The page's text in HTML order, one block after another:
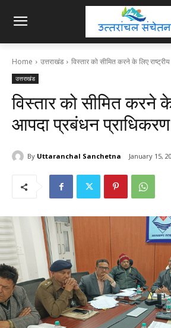
Home उत्तराखंड विस्तार को सीमित करने के लिए
उत्तराखंड
विस्तार को सीमित करने के
आपदा प्रबंधन
By Uttaranchal Sanchetna January 15,